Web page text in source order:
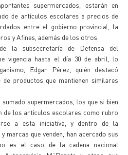
supermercados, estarán en
de artículos escolares a precios de
entre el gobierno provincial, la
y Afines, además de los otros.
la subsecretaría de Defensa del
vigencia hasta el día 30 de abril, lo
Edgar Pérez, quién destacó
de productos que mantienen similares
supermercados, los que si bien
de los artículos escolares como rubro
a esta iniciativa, y dentro de la
marcas que venden, han acercado sus
es el caso de la cadena nacional